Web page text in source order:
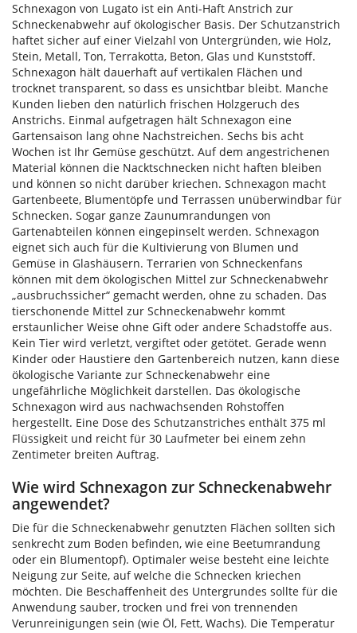
Schnexagon von Lugato ist ein Anti-Haft Anstrich zur
Schneckenabwehr auf ökologischer Basis. Der Schutzanstrich
haftet sicher auf einer Vielzahl von Untergründen, wie Holz,
Stein, Metall, Ton, Terrakotta, Beton, Glas und Kunststoff.
Schnexagon hält dauerhaft auf vertikalen Flächen und
trocknet transparent, so dass es unsichtbar bleibt. Manche
Kunden lieben den natürlich frischen Holzgeruch des
Anstrichs. Einmal aufgetragen hält Schnexagon eine
Gartensaison lang ohne Nachstreichen. Sechs bis acht
Wochen ist Ihr Gemüse geschützt. Auf dem angestrichenen
Material können die Nacktschnecken nicht haften bleiben
und können so nicht darüber kriechen. Schnexagon macht
Gartenbeete, Blumentöpfe und Terrassen unüberwindbar für
Schnecken. Sogar ganze Zaunumrandungen von
Gartenabteilen können eingepinselt werden. Schnexagon
eignet sich auch für die Kultivierung von Blumen und
Gemüse in Glashäusern. Terrarien von Schneckenfans
können mit dem ökologischen Mittel zur Schneckenabwehr
„ausbruchssicher“ gemacht werden, ohne zu schaden. Das
tierschonende Mittel zur Schneckenabwehr kommt
erstaunlicher Weise ohne Gift oder andere Schadstoffe aus.
Kein Tier wird verletzt, vergiftet oder getötet. Gerade wenn
Kinder oder Haustiere den Gartenbereich nutzen, kann diese
ökologische Variante zur Schneckenabwehr eine
ungefährliche Möglichkeit darstellen. Das ökologische
Schnexagon wird aus nachwachsenden Rohstoffen
hergestellt. Eine Dose des Schutzanstriches enthält 375 ml
Flüssigkeit und reicht für 30 Laufmeter bei einem zehn
Zentimeter breiten Auftrag.
Wie wird Schnexagon zur Schneckenabwehr
angewendet?
Die für die Schneckenabwehr genutzten Flächen sollten sich
senkrecht zum Boden befinden, wie eine Beetumrandung
oder ein Blumentopf). Optimaler weise besteht eine leichte
Neigung zur Seite, auf welche die Schnecken kriechen
möchten. Die Beschaffenheit des Untergrundes sollte für die
Anwendung sauber, trocken und frei von trennenden
Verunreinigungen sein (wie Öl, Fett, Wachs). Die Temperatur